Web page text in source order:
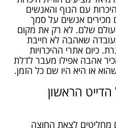
עם הנוף והאנשים
מכירים אנשים על סמך
עולם שלם. לא רק את מקום
שאהבה לא חייבת
כיום אתרי ההיכרויות
אהבה אפילו מעבר לדלת
או היא היו שם כל הזמן.
הראשון
לצאת החוצה